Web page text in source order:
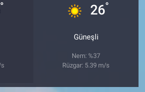
° 26°
Güneşli
Nem: %37
Rüzgar: 5.39 m/s